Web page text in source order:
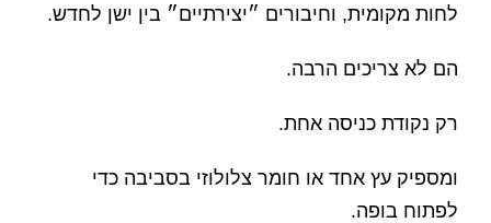
לחות מקומית, וחיבורים ״יצירתיים״ בין ישן לחדש.
הם לא צריכים הרבה.
רק נקודת כניסה אחת.
ומספיק עץ אחד או חומר צלולוזי בסביבה כדי
לפתוח בופה.